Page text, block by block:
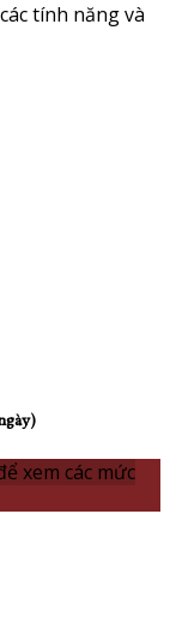
tính năng và
xem các mức